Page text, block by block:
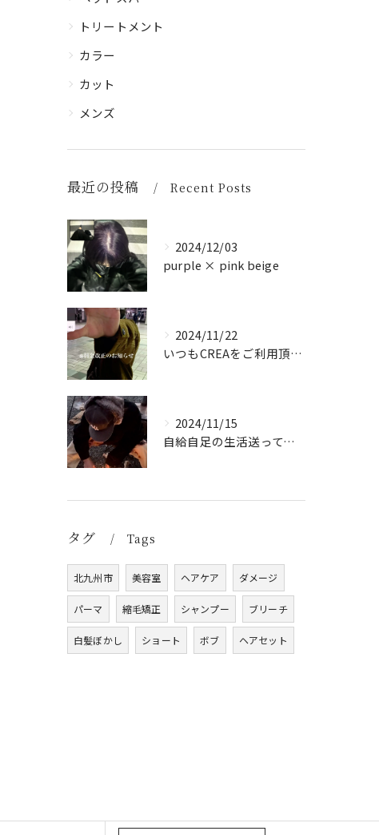
トリートメント
カラー
カット
メンズ
最近の投稿 Recent Posts
2024/12/03
purple × pink beige
2024/11/22
いつもCREAをご利用頂き誠に有難う御座います！
2024/11/15
自給自足の生活送ってます
タグ Tags
北九州市 美容室 ヘアケア ダメージ
パーマ 縮毛矯正 シャンプー ブリーチ
白髪ぼかし ショート ボブ ヘアセット